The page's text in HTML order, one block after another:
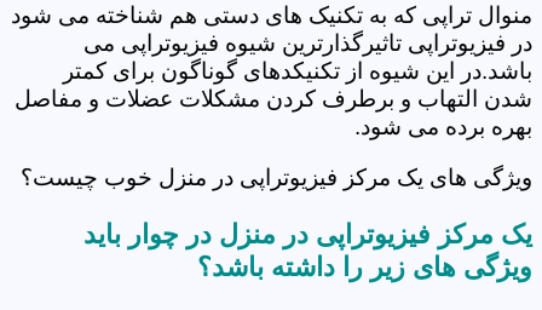
منوال تراپی که به تکنیک های دستی هم شناخته می شود
در فیزیوتراپی تاثیرگذارترین شیوه فیزیوتراپی می
باشد.در این شیوه از تکنیکدهای گوناگون برای کمتر
شدن التهاب و برطرف کردن مشکلات عضلات و مفاصل
بهره برده می شود.
ویژگی های یک مرکز فیزیوتراپی در منزل خوب چیست؟
یک مرکز فیزیوتراپی در منزل در چوار باید
ویژگی های زیر را داشته باشد؟